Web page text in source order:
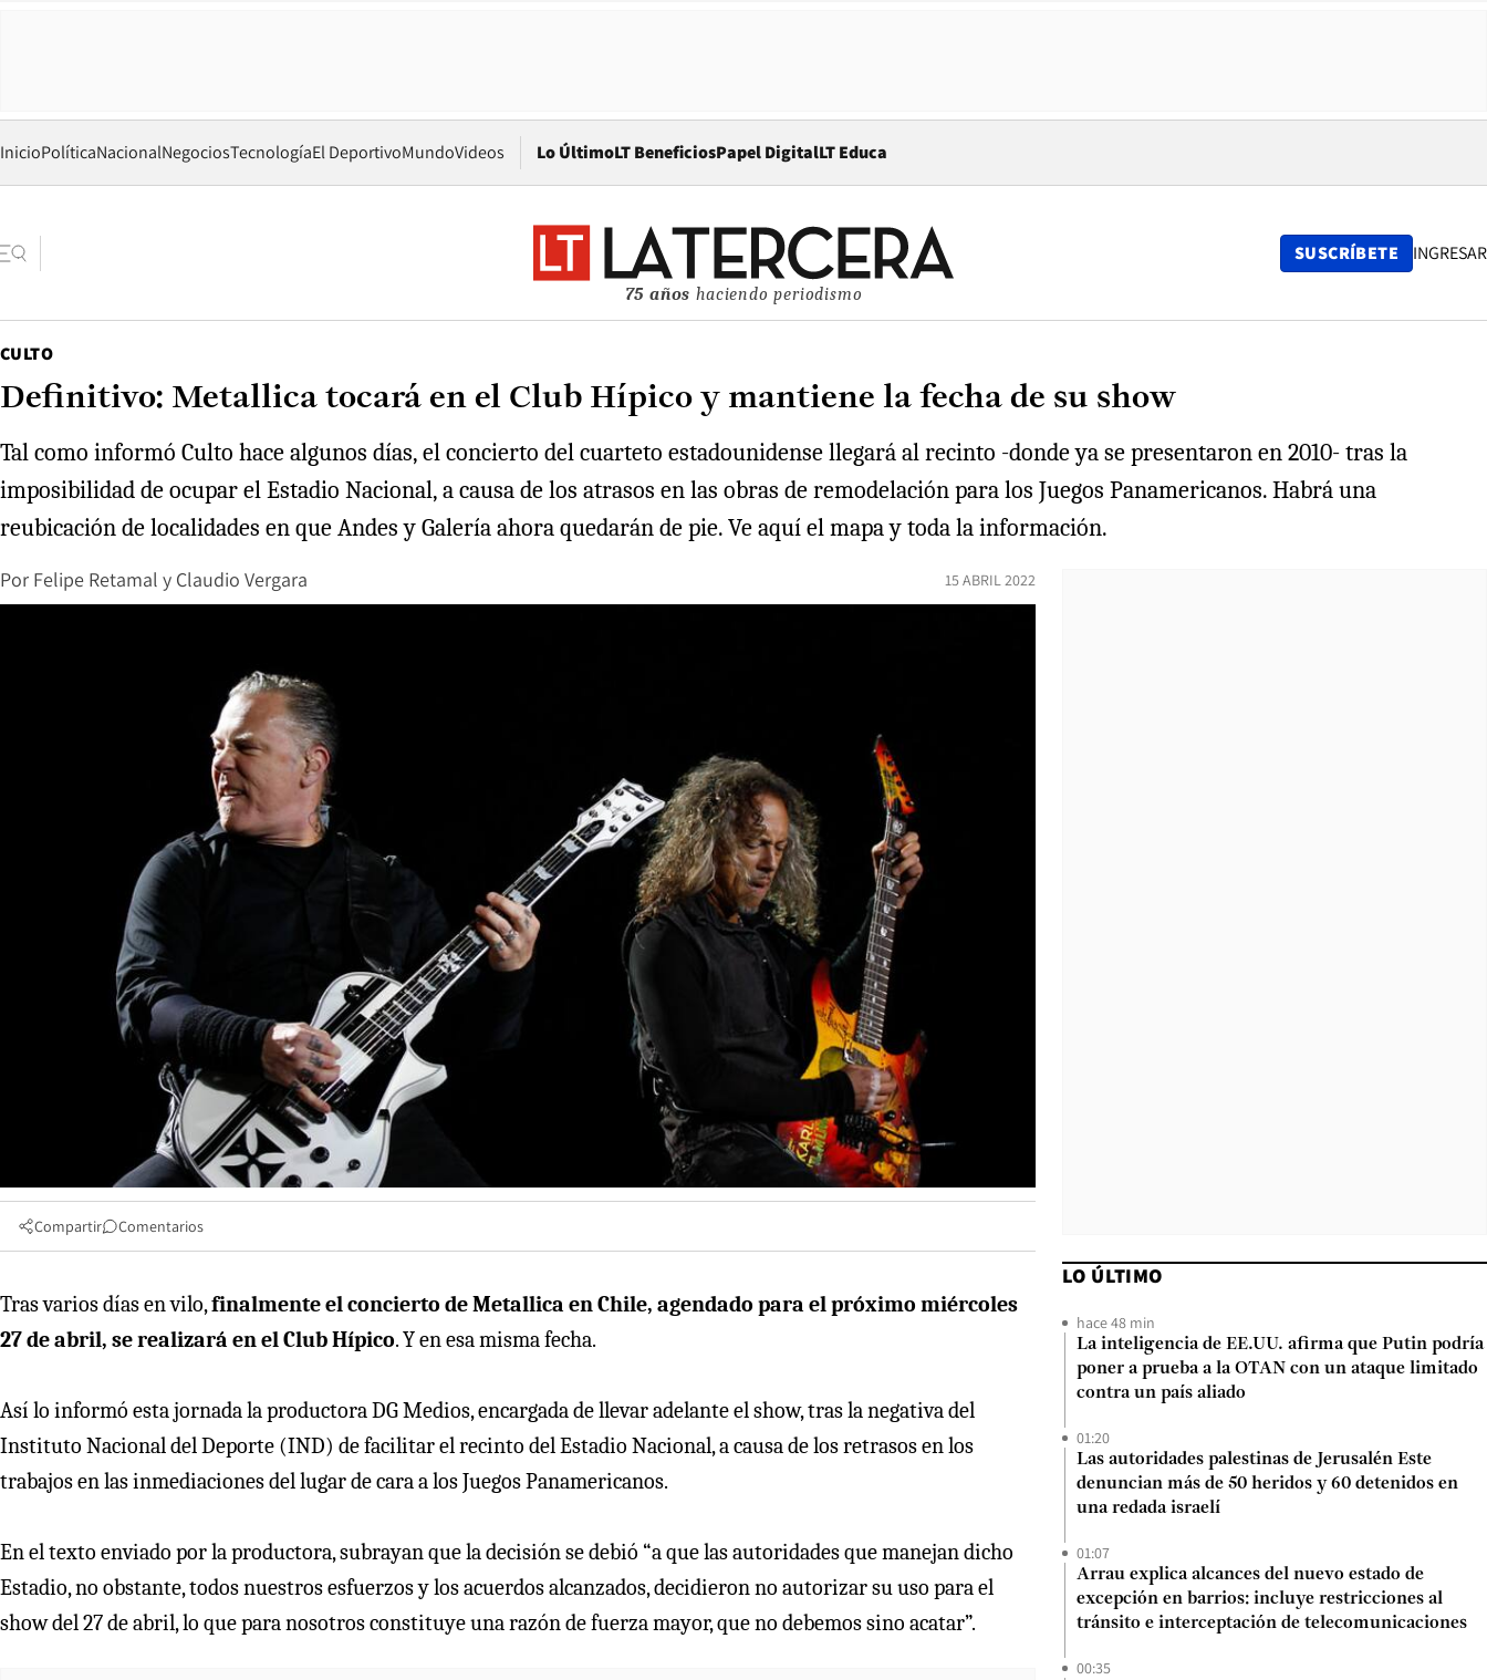
InicioPolíticaNacionalNegociosTecnologíaEl DeportivoMundoVideos Lo ÚltimoLT BeneficiosPapel DigitalOpens in new window
LT Educa
75 años haciendo periodismo
SUSCRÍBETE INGRESAR
CULTO
Definitivo: Metallica tocará en el Club Hípico y mantiene la fecha de su show
Tal como informó Culto hace algunos días, el concierto del cuarteto estadounidense llegará al recinto -donde ya se presentaron en 2010- tras la
imposibilidad de ocupar el Estadio Nacional, a causa de los atrasos en las obras de remodelación para los Juegos Panamericanos. Habrá una
reubicación de localidades en que Andes y Galería ahora quedarán de pie. Ve aquí el mapa y toda la información.
Por Felipe Retamal y Claudio Vergara 15 ABRIL 2022
Compartir Comentarios
Tras varios días en vilo,finalmente el concierto de Metallica en Chile, agendado para el próximo miércoles
27 de abril, se realizará en el Club Hípico. Y en esa misma fecha.
Así lo informó esta jornada la productora DG Medios, encargada de llevar adelante el show, tras la negativa del
Instituto Nacional del Deporte (IND) de facilitar el recinto del Estadio Nacional, a causa de los retrasos en los
trabajos en las inmediaciones del lugar de cara a los Juegos Panamericanos.
En el texto enviado por la productora, subrayan que la decisión se debió “a que las autoridades que manejan dicho
Estadio, no obstante, todos nuestros esfuerzos y los acuerdos alcanzados, decidieron no autorizar su uso para el
show del 27 de abril, lo que para nosotros constituye una razón de fuerza mayor, que no debemos sino acatar”.
LO ÚLTIMO
hace 48 min
La inteligencia de EE.UU. afirma que Putin podría
poner a prueba a la OTAN con un ataque limitado
contra un país aliado
01:20
Las autoridades palestinas de Jerusalén Este
denuncian más de 50 heridos y 60 detenidos en
una redada israelí
01:07
Arrau explica alcances del nuevo estado de
excepción en barrios: incluye restricciones al
tránsito e interceptación de telecomunicaciones
00:35